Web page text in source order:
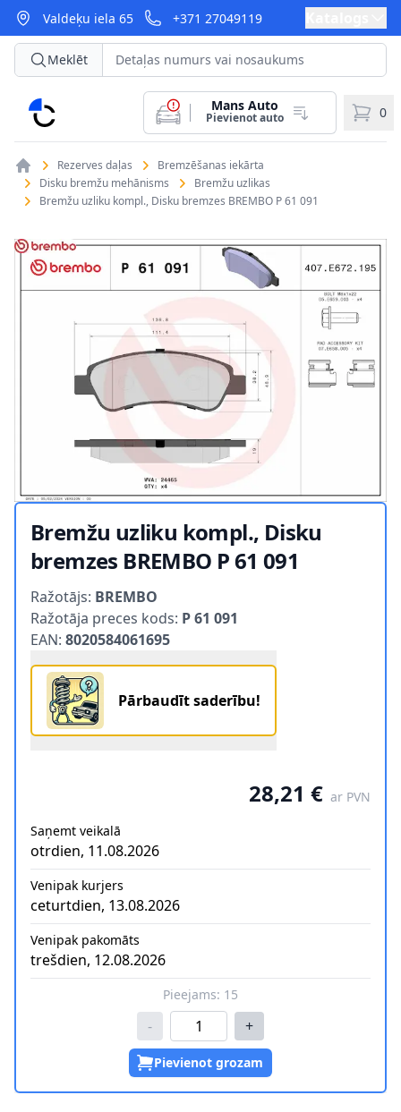
Valdeķu iela 65 +371 27049119
CarParts
Meklēt
Mans Auto
Pievienot auto 0
Rezerves daļas
Bremzēšanas iekārta
Disku bremžu mehānisms
Bremžu uzlikas
Bremžu uzliku kompl., Disku bremzes BREMBO P 61 091
Bremžu uzliku kompl., Disku
bremzes BREMBO P 61 091
Product information
Ražotājs: BREMBO
Ražotāja preces kods: P 61 091
EAN: 8020584061695
Pārbaudīt saderību!
28,21 € ar PVN
Saņemt veikalā
otrdien, 11.08.2026
Venipak kurjers
ceturtdien, 13.08.2026
Venipak pakomāts
trešdien, 12.08.2026
Pieejams: 15
- +
Pievienot grozam